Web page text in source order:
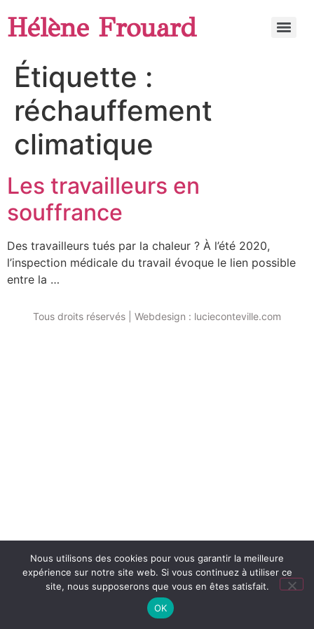
Hélène Frouard
Étiquette :
réchauffement
climatique
Les travailleurs en
souffrance
Des travailleurs tués par la chaleur ? À l’été 2020,
l’inspection médicale du travail évoque le lien possible
entre la …
Tous droits réservés | Webdesign : lucieconteville.com
Nous utilisons des cookies pour vous garantir la meilleure
expérience sur notre site web. Si vous continuez à utiliser ce
site, nous supposerons que vous en êtes satisfait.
OK